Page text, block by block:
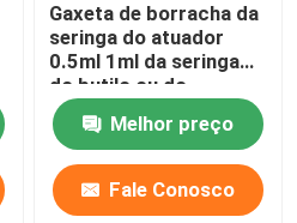
Gaxeta de borracha da
seringa do atuador
0.5ml 1ml da seringa
do butilo ou do
Isoprene
Melhor preço
Fale Conosco